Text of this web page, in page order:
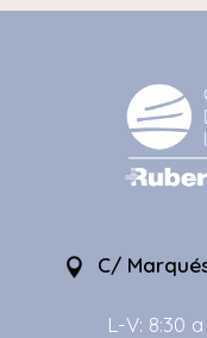
C/
L-V: 8:30